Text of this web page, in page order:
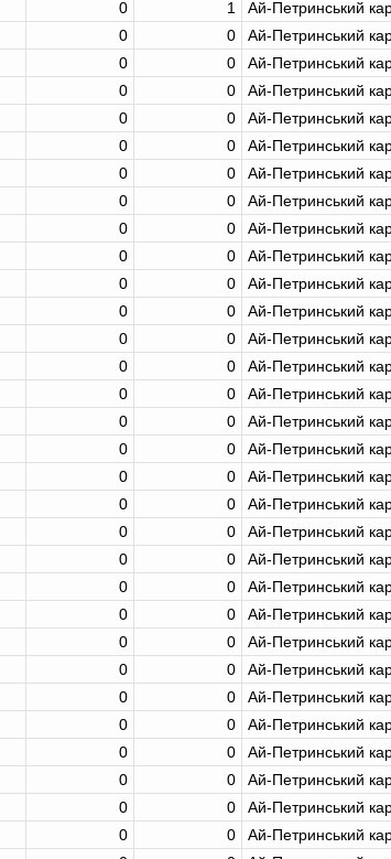
0 1
Ай-Петринський
0 0
Ай-Петринський
0 0
Ай-Петринський
0 0
Ай-Петринський
0 0
Ай-Петринський
0 0
Ай-Петринський
0 0
Ай-Петринський
0 0
Ай-Петринський
0 0
Ай-Петринський
0 0
Ай-Петринський
0 0
Ай-Петринський
0 0
Ай-Петринський
0 0
Ай-Петринський
0 0
Ай-Петринський
0 0
Ай-Петринський
0 0
Ай-Петринський
0 0
Ай-Петринський
0 0
Ай-Петринський
0 0
Ай-Петринський
0 0
Ай-Петринський
0 0
Ай-Петринський
0 0
Ай-Петринський
0 0
Ай-Петринський
0 0
Ай-Петринський
0 0
Ай-Петринський
0 0
Ай-Петринський
0 0
Ай-Петринський
0 0
Ай-Петринський
0 0
Ай-Петринський
0 0
Ай-Петринський
0 0
Ай-Петринський